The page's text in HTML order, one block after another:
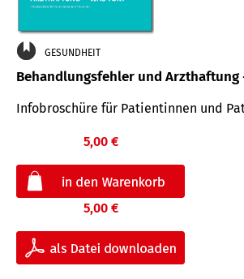
GESUNDHEIT
Behandlungsfehler und Arzthaftung
Infobroschüre für Patientinnen und
5,00 €
5,00 €